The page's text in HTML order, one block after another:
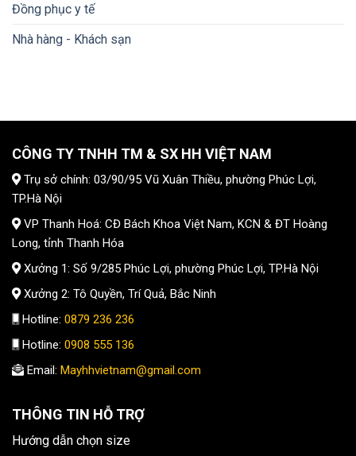
Đồng phục y tế
Nhà hàng - Khách sạn
CÔNG TY TNHH TM & SX HH VIỆT NAM
Trụ sở chính: 03/90/95 Vũ Xuân Thiều, phường Phúc Lợi,
TP.Hà Nội
VP Thanh Hoá: CĐ Bách Khoa Việt Nam, KCN & ĐT Hoàng
Long, tỉnh Thanh Hóa
Xưởng 1: Số 9/285 Phúc Lợi, phường Phúc Lợi, TP.Hà Nội
Xưởng 2: Tô Quyền, Trí Quả, Bắc Ninh
Hotline: 0879 236 236
Hotline: 0908 555 136
Email: Mayhhvietnam@gmail.com
THÔNG TIN HỖ TRỢ
Hướng dẫn chọn size